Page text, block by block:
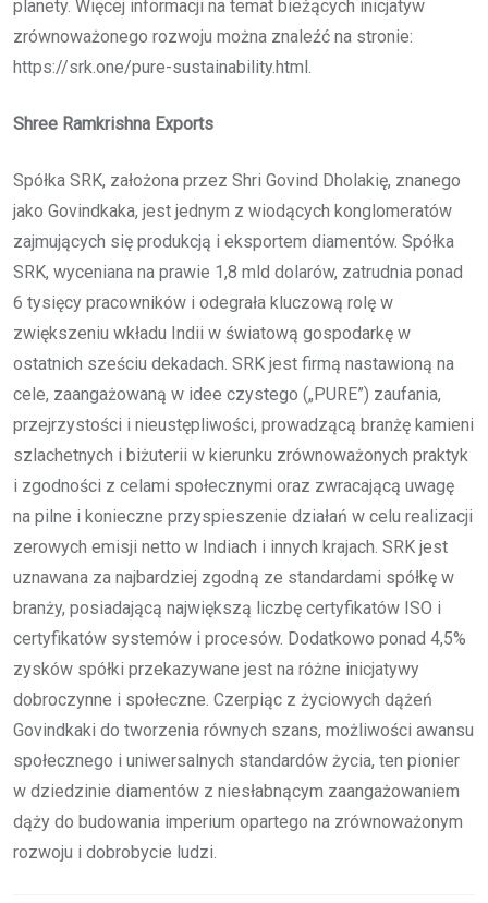
planety. Więcej informacji na temat bieżących inicjatyw
zrównoważonego rozwoju można znaleźć na stronie:
https://srk.one/pure-sustainability.html.
Shree Ramkrishna Exports
Spółka SRK, założona przez Shri Govind Dholakię, znanego
jako Govindkaka, jest jednym z wiodących konglomeratów
zajmujących się produkcją i eksportem diamentów. Spółka
SRK, wyceniana na prawie 1,8 mld dolarów, zatrudnia ponad
6 tysięcy pracowników i odegrała kluczową rolę w
zwiększeniu wkładu Indii w światową gospodarkę w
ostatnich sześciu dekadach. SRK jest firmą nastawioną na
cele, zaangażowaną w idee czystego („PURE”) zaufania,
przejrzystości i nieustępliwości, prowadzącą branżę kamieni
szlachetnych i biżuterii w kierunku zrównoważonych praktyk
i zgodności z celami społecznymi oraz zwracającą uwagę
na pilne i konieczne przyspieszenie działań w celu realizacji
zerowych emisji netto w Indiach i innych krajach. SRK jest
uznawana za najbardziej zgodną ze standardami spółkę w
branży, posiadającą największą liczbę certyfikatów ISO i
certyfikatów systemów i procesów. Dodatkowo ponad 4,5%
zysków spółki przekazywane jest na różne inicjatywy
dobroczynne i społeczne. Czerpiąc z życiowych dążeń
Govindkaki do tworzenia równych szans, możliwości awansu
społecznego i uniwersalnych standardów życia, ten pionier
w dziedzinie diamentów z niesłabnącym zaangażowaniem
dąży do budowania imperium opartego na zrównoważonym
rozwoju i dobrobycie ludzi.